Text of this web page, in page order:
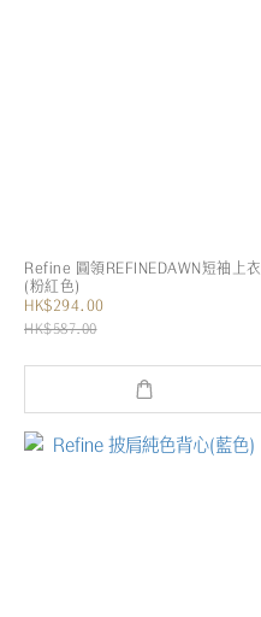
Refine 圓領REFINEDAWN短袖上衣
(粉紅色)
HK$294.00
HK$587.00